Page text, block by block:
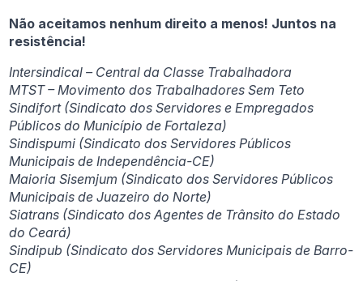
Não aceitamos nenhum direito a menos! Juntos na
resistência!
Intersindical – Central da Classe Trabalhadora
MTST – Movimento dos Trabalhadores Sem Teto
Sindifort (Sindicato dos Servidores e Empregados
Públicos do Município de Fortaleza)
Sindispumi (Sindicato dos Servidores Públicos
Municipais de Independência-CE)
Maioria Sisemjum (Sindicato dos Servidores Públicos
Municipais de Juazeiro do Norte)
Siatrans (Sindicato dos Agentes de Trânsito do Estado
do Ceará)
Sindipub (Sindicato dos Servidores Municipais de Barro-
CE)